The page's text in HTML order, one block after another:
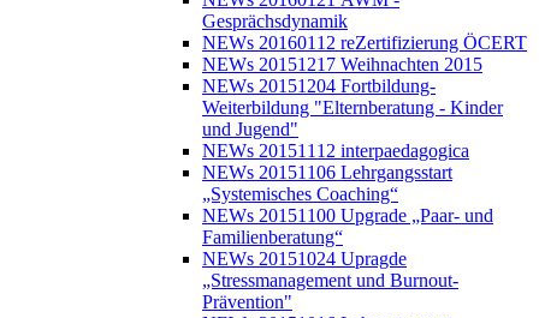
Gesprächsdynamik
NEWs 20160112 reZertifizierung ÖCERT
NEWs 20151217 Weihnachten 2015
NEWs 20151204 Fortbildung-
Weiterbildung "Elternberatung - Kinder
und Jugend"
NEWs 20151112 interpaedagogica
NEWs 20151106 Lehrgangsstart
„Systemisches Coaching“
NEWs 20151100 Upgrade „Paar- und
Familienberatung“
NEWs 20151024 Upragde
„Stressmanagement und Burnout-
Prävention"